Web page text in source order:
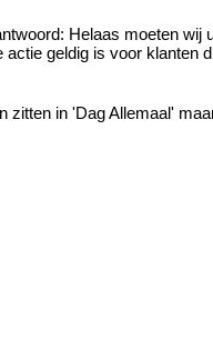
Helaas moeten
geldig is voor klanten
in 'Dag Allemaal'